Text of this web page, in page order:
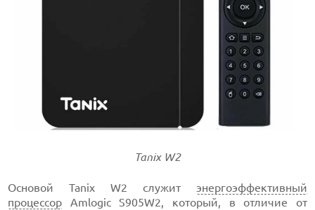
Tanix W2
Основой Tanix W2 служит энергоэффективный
процессор Amlogic S905W2, который, в отличие от